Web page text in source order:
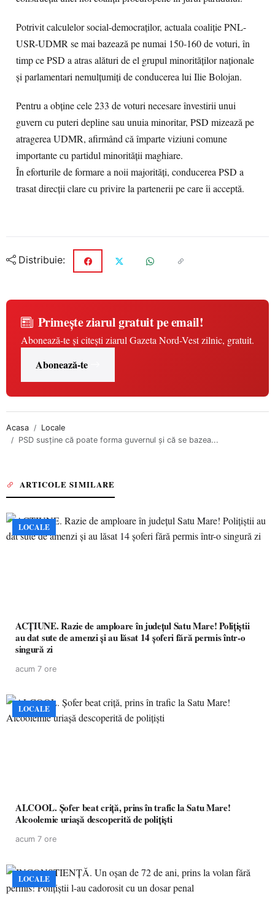
Potrivit calculelor social-democraților, actuala coaliție PNL-
USR-UDMR se mai bazează pe numai 150-160 de voturi, în
timp ce PSD a atras alături de el grupul minorităților naționale
și parlamentari nemulțumiți de conducerea lui Ilie Bolojan.
Pentru a obține cele 233 de voturi necesare învestirii unui
guvern cu puteri depline sau unuia minoritar, PSD mizează pe
atragerea UDMR, afirmând că împarte viziuni comune
importante cu partidul minorității maghiare.
În eforturile de formare a noii majorități, conducerea PSD a
trasat direcții clare cu privire la partenerii pe care îi acceptă.
Distribuie:
Primește ziarul gratuit pe email!
Abonează-te și citești ziarul Gazeta Nord-Vest zilnic, gratuit.
Abonează-te
Acasa
Locale
PSD susține că poate forma guvernul și că se bazea...
ARTICOLE SIMILARE
LOCALE
ACȚIUNE. Razie de amploare în județul Satu Mare! Polițiștii
au dat sute de amenzi și au lăsat 14 șoferi fără permis într-o
singură zi
acum 7 ore
LOCALE
ALCOOL. Șofer beat criță, prins în trafic la Satu Mare!
Alcoolemie uriașă descoperită de polițiști
acum 7 ore
LOCALE